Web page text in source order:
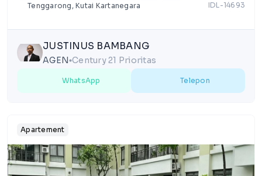
Tenggarong, Kutai Kartanegara IDL-14693
JUSTINUS BAMBANG
AGEN lensCentury 21 Prioritas
WhatsApp Telepon
Apartement